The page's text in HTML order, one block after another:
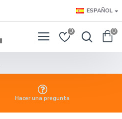
ESPAÑOL
0 0
Hacer una pregunta